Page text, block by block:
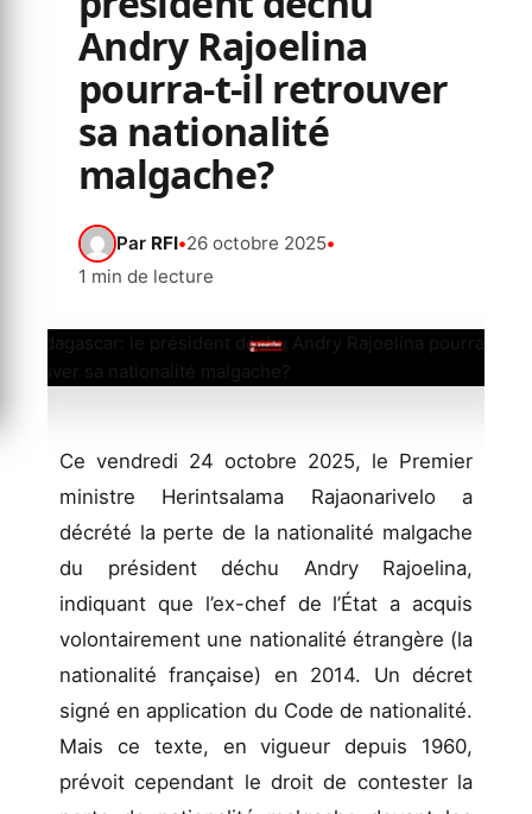
Andry Rajoelina
pourra-t-il retrouver
sa nationalité
malgache?
Par RFI•26 octobre 2025•
1 min de lecture
Ce vendredi 24 octobre 2025, le Premier
ministre Herintsalama Rajaonarivelo a
décrété la perte de la nationalité malgache
du président déchu Andry Rajoelina,
indiquant que l’ex-chef de l’État a acquis
volontairement une nationalité étrangère (la
nationalité française) en 2014. Un décret
signé en application du Code de nationalité.
Mais ce texte, en vigueur depuis 1960,
prévoit cependant le droit de contester la